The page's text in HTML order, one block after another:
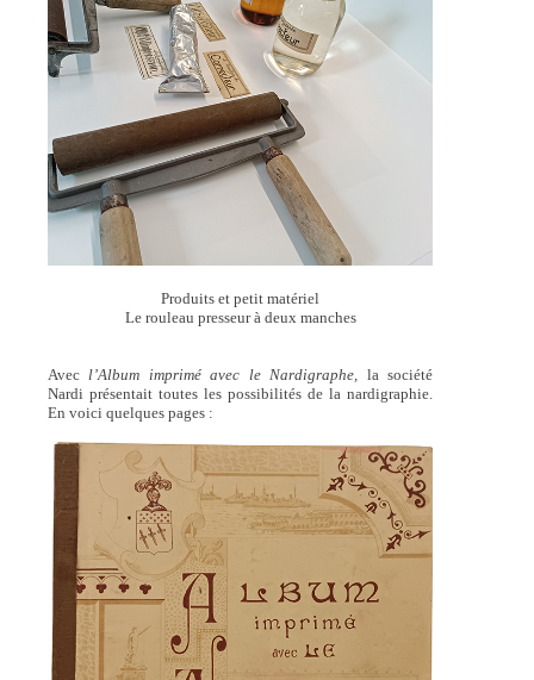
Produits et petit matériel
Le rouleau presseur à deux manches
Avec l’Album imprimé avec le Nardigraphe,
la société
Nardi présentait toutes les possibilités de la nardigraphie.
En voici quelques pages :